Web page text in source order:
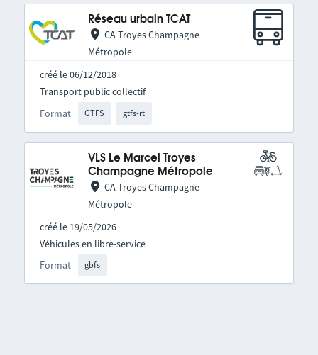
Réseau urbain TCAT
CA Troyes Champagne
Métropole
créé le 06/12/2018
Format GTFS gtfs-rt
Transport public collectif
VLS Le Marcel Troyes
Champagne Métropole
CA Troyes Champagne
Métropole
créé le 19/05/2026
Format gbfs
Véhicules en libre-service